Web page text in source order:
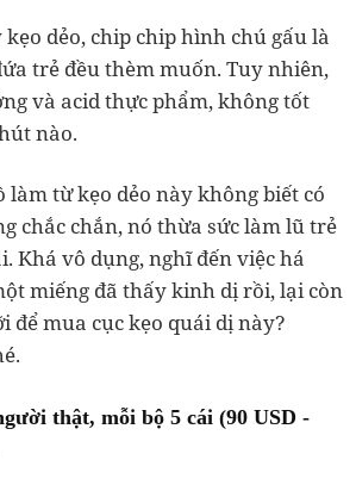
dẻo, chip chip hình chú gấu là
trẻ đều thèm muốn. Tuy nhiên,
và acid thực phẩm, không tốt
nào.
làm từ kẹo dẻo này không biết có
chắc chắn, nó thừa sức làm lũ trẻ
Khá vô dụng, nghĩ đến việc há
miếng đã thấy kinh dị rồi, lại còn
để mua cục kẹo quái dị này?
thật, mỗi bộ 5 cái (90 USD -